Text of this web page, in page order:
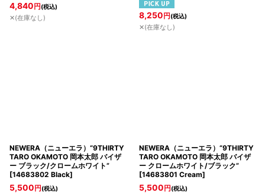
4,840円(税込)
✕(在庫なし) 8,250円(税込)
✕(在庫なし)
NEWERA（ニューエラ）“9THIRTY
TARO OKAMOTO 岡本太郎 バイザ
ー ブラック/クロームホワイト”
[14683802 Black]
5,500円(税込)
NEWERA（ニューエラ）“9THIRTY
TARO OKAMOTO 岡本太郎 バイザ
ー クロームホワイト/ブラック”
[14683801 Cream]
5,500円(税込)